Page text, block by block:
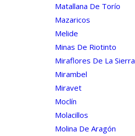
Matallana De Torío
Mazaricos
Melide
Minas De Riotinto
Miraflores De La Sierra
Mirambel
Miravet
Moclín
Molacillos
Molina De Aragón